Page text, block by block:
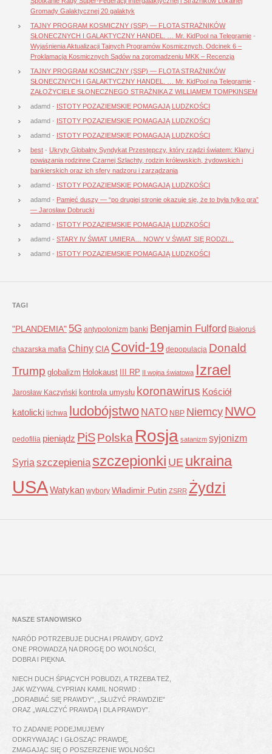
Gromady Galaktycznej 20 galaktyk
TAJNY PROGRAM KOSMICZNY (SSP) — FLOTA STRAŻNIKÓW
SŁONECZNYCH I GALAKTYCZNY HANDEL. … Mr. KidPool na Telegramie -
Wyjaśnienia Aktualizacji Tajnych Programów Kosmicznych, Odcinek 6 –
Proklamacja Kosmicznych Sądów na zgromadzeniu MKK – Recenzja
TAJNY PROGRAM KOSMICZNY (SSP) — FLOTA STRAŻNIKÓW
SŁONECZNYCH I GALAKTYCZNY HANDEL. … Mr. KidPool na Telegramie -
ZAŁOŻYCIELE SŁONECZNEGO STRAŻNIKA Z WILLIAMEM TOMPKINSEM
adamd - ISTOTY POZAZIEMSKIE POMAGAJĄ LUDZKOŚCI
adamd - ISTOTY POZAZIEMSKIE POMAGAJĄ LUDZKOŚCI
adamd - ISTOTY POZAZIEMSKIE POMAGAJĄ LUDZKOŚCI
best - Ukryty Globalny Syndykat Przestępczy, który rządzi światem: Klany i
powiązania rodzinne Czarnej Szlachty, rodzin królewskich, żydowskich i
bankierskich oraz ich sfery nadzoru i zarządzania
adamd - ISTOTY POZAZIEMSKIE POMAGAJĄ LUDZKOŚCI
adamd - Pamięć duszy — “po drugiej stronie okazuje się, że to była tylko gra”
— Jarosław Dobrucki
adamd - ISTOTY POZAZIEMSKIE POMAGAJĄ LUDZKOŚCI
adamd - STARY IV ŚWIAT UMIERA… NOWY V ŚWIAT SIĘ RODZI…
adamd - ISTOTY POZAZIEMSKIE POMAGAJĄ LUDZKOŚCI
TAGI
"PLANDEMIA" 5G antypolonizm banki Benjamin Fulford Białoruś
chazarska mafia ChinyCIA Covid-19 depopulacja Donald
Trump globalizm Holokaust III RP II wojna światowa Izrael
Jarosław Kaczyński kontrola umysłu koronawirus Kościół
katolicki lichwa ludobójstwo NATO NBP NiemcyNWO
pedofilia pieniądz PiSPolska Rosja satanizm syjonizm
Syria szczepienia szczepionki UE ukraina
USAWatykan wybory Władimir Putin ZSRR Żydzi
NASZE STANOWISKO
NARÓD POTRZEBUJE DUCHA I PRAWDY, GDYŻ
ONE PROWADZĄ NA DROGĘ DO WOLNOŚCI,
DOBRA I PIĘKNA.
NIECH DUCH ŚPIĄCYCH POBUDZI, A TRZEBA TEŻ,
JAK WZYWAŁ CYPRIAN KAMIL NORWID :
„DORABIAĆ SIĘ PRAWDY”, „SŁUŻYĆ PRAWDZIE”
ORAZ „WALCZYĆ PRAWDĄ I DLA PRAWDY”.
TO ZADANIE PODEJMUJEMY
ODKRYWAJĄC I GŁOSZĄC PRAWDĘ,
ZMAGAJĄC SIĘ O POSZERZENIE WOLNOŚCI